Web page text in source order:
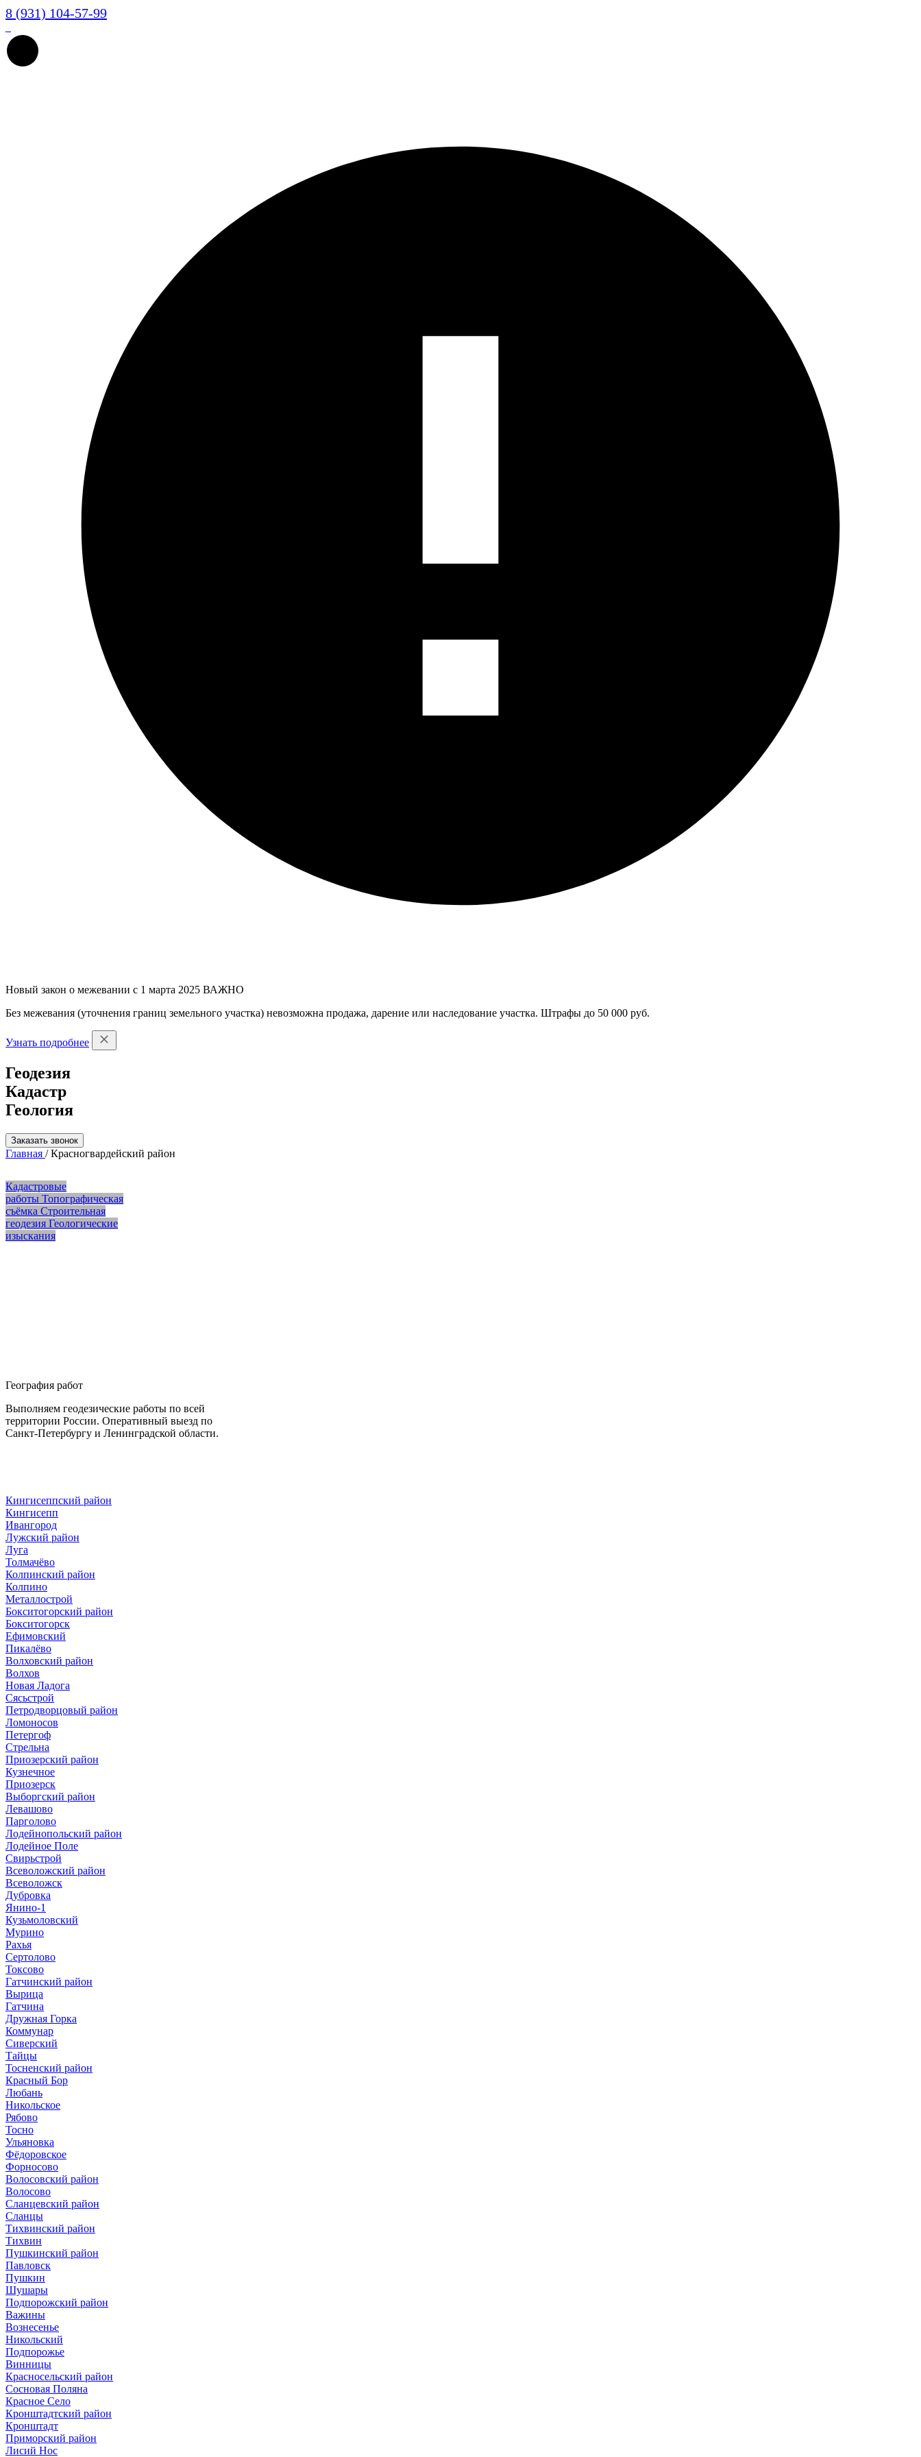
8 (931) 104-57-99
Новый закон о межевании с 1 марта 2025 ВАЖНО
Без межевания (уточнения границ земельного участка) невозможна продажа, дарение или наследование участка. Штрафы до 50 000 руб.
Узнать подробнее
Геодезия
Кадастр
Геология
Заказать звонок
Главная /Красногвардейский район
Кадастровые
работы Топографическая
съёмка Строительная
геодезия Геологические
изыскания
География работ
Выполняем геодезические работы по всей
территории России. Оперативный выезд по
Санкт-Петербургу и Ленинградской области.
Кингисеппский район
Кингисепп
Ивангород
Лужский район
Луга
Толмачёво
Колпинский район
Колпино
Металлострой
Бокситогорский район
Бокситогорск
Ефимовский
Пикалёво
Волховский район
Волхов
Новая Ладога
Сясьстрой
Петродворцовый район
Ломоносов
Петергоф
Стрельна
Приозерский район
Кузнечное
Приозерск
Выборгский район
Левашово
Парголово
Лодейнопольский район
Лодейное Поле
Свирьстрой
Всеволожский район
Всеволожск
Дубровка
Янино-1
Кузьмоловский
Мурино
Рахья
Сертолово
Токсово
Гатчинский район
Вырица
Гатчина
Дружная Горка
Коммунар
Сиверский
Тайцы
Тосненский район
Красный Бор
Любань
Никольское
Рябово
Тосно
Ульяновка
Фёдоровское
Форносово
Волосовский район
Волосово
Сланцевский район
Сланцы
Тихвинский район
Тихвин
Пушкинский район
Павловск
Пушкин
Шушары
Подпорожский район
Важины
Вознесенье
Никольский
Подпорожье
Винницы
Красносельский район
Сосновая Поляна
Красное Село
Кронштадтский район
Кронштадт
Приморский район
Лисий Нос